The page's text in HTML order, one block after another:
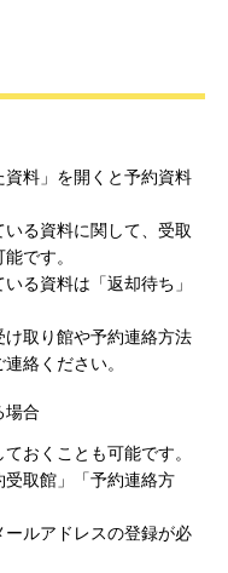
料」を開くと予約資料
いる資料に関して、受取
です。
る資料は「返却待ち」
け取り館や予約連絡方法
絡ください。
場合
おくことも可能です。
受取館」「予約連絡方
ルアドレスの登録が必